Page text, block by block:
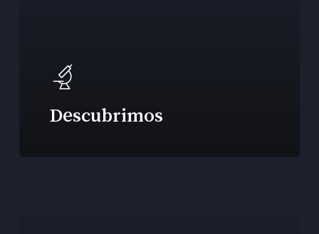
Descubrimos